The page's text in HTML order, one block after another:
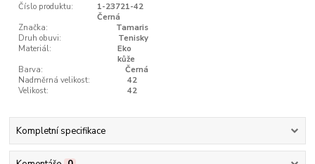
Číslo produktu:
1-23721-42
Černá
Značka:
Tamaris
Druh obuvi:
Tenisky
Materiál:
Eko
kůže
Barva:
Černá
Nadměrná velikost:
42
Velikost:
42
Kompletní specifikace